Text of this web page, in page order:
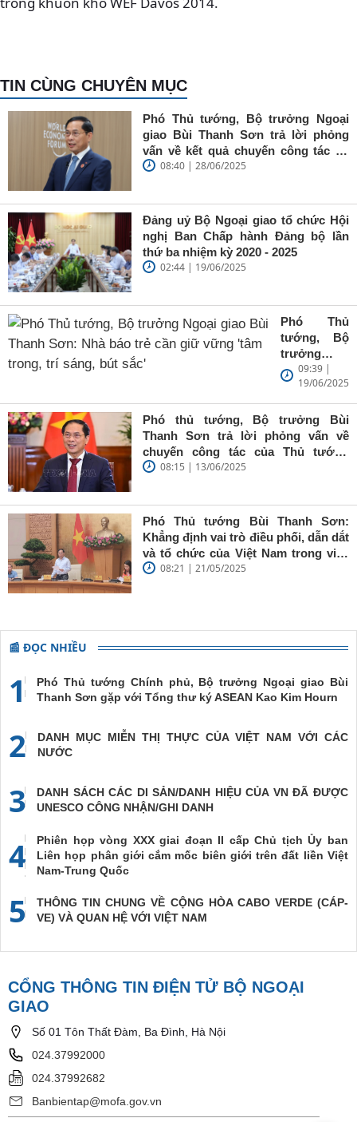
TIN CÙNG CHUYÊN MỤC
Phó Thủ tướng, Bộ trưởng Ngoại
giao Bùi Thanh Sơn trả lời phỏng
vấn về kết quả chuyến công tác tại
Trung Quốc của Thủ tướng Chính
08:40 | 28/06/2025
Đảng uỷ Bộ Ngoại giao tổ chức Hội
nghị Ban Chấp hành Đảng bộ lần
thứ ba nhiệm kỳ 2020 - 2025
02:44 | 19/06/2025
Phó Thủ
tướng, Bộ
trưởng
Ngoại giao
Bùi Thanh
Sơn: Nhà
báo trẻ cần
giữ vững
'tâm trong,
09:39 |
19/06/2025
Phó thủ tướng, Bộ trưởng Bùi
Thanh Sơn trả lời phỏng vấn về
chuyến công tác của Thủ tướng
Chính phủ đến Estonia, Pháp và
08:15 | 13/06/2025
Phó Thủ tướng Bùi Thanh Sơn:
Khẳng định vai trò điều phối, dẫn dắt
và tổ chức của Việt Nam trong việc
đề cao chủ nghĩa đa phương, đoàn
08:21 | 21/05/2025
📰 ĐỌC NHIỀU
1
Phó Thủ tướng Chính phủ, Bộ trưởng Ngoại giao Bùi
Thanh Sơn gặp với Tổng thư ký ASEAN Kao Kim Hourn
2
DANH MỤC MIỄN THỊ THỰC CỦA VIỆT NAM VỚI CÁC
NƯỚC
3
DANH SÁCH CÁC DI SẢN/DANH HIỆU CỦA VN ĐÃ ĐƯỢC
UNESCO CÔNG NHẬN/GHI DANH
4
Phiên họp vòng XXX giai đoạn II cấp Chủ tịch Ủy ban
Liên họp phân giới cắm mốc biên giới trên đất liền Việt
Nam-Trung Quốc
5
THÔNG TIN CHUNG VỀ CỘNG HÒA CABO VERDE (CÁP-
VE) VÀ QUAN HỆ VỚI VIỆT NAM
CỔNG THÔNG TIN ĐIỆN TỬ BỘ NGOẠI
GIAO
Số 01 Tôn Thất Đàm, Ba Đình, Hà Nội
024.37992000
024.37992682
Banbientap@mofa.gov.vn